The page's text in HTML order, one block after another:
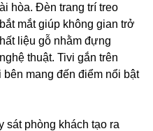
hòa. Đèn trang trí treo
mắt giúp không gian trở
liệu gỗ nhằm đựng
thuật. Tivi gắn trên
mang đến điểm nổi bật
sát phòng khách tạo ra